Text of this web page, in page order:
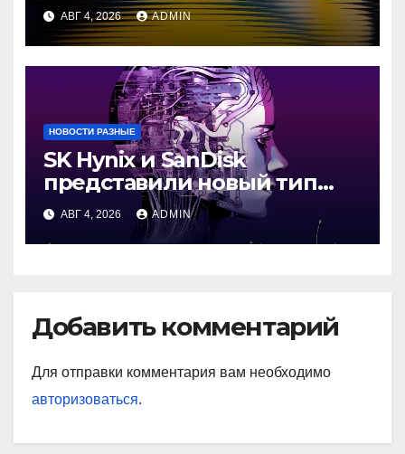
АВГ 4, 2026 ADMIN
НОВОСТИ РАЗНЫЕ
SK Hynix и SanDisk
представили новый тип
промежуточной памяти
АВГ 4, 2026 ADMIN
Добавить комментарий
Для отправки комментария вам необходимо
авторизоваться.